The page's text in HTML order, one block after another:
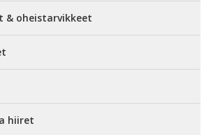
& oheistarvikkeet
hiiret